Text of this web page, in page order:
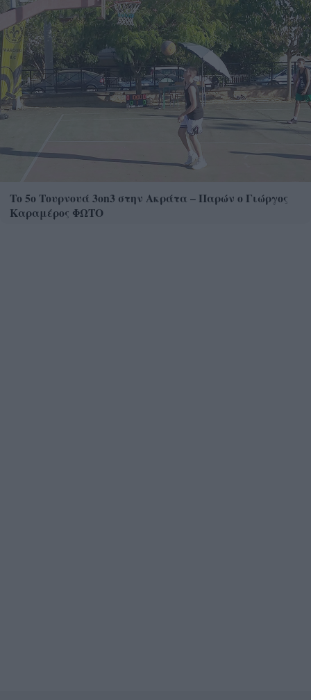
Το 5ο Τουρνουά 3on3 στην Ακράτα – Παρών ο Γιώργος
Καραμέρος ΦΩΤΟ